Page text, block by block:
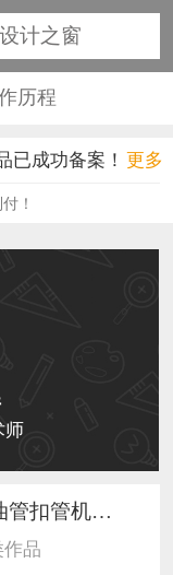
计之窗
历程
成功备案！
成功备案！
已成功备案！
已成功备案！
已成功备案！
已成功备案！
已成功备案！
已成功备案！
成功备案！
已成功备案！
更多
！
师
山西高压油管扣管机哪家好欢迎联系凯9905
品